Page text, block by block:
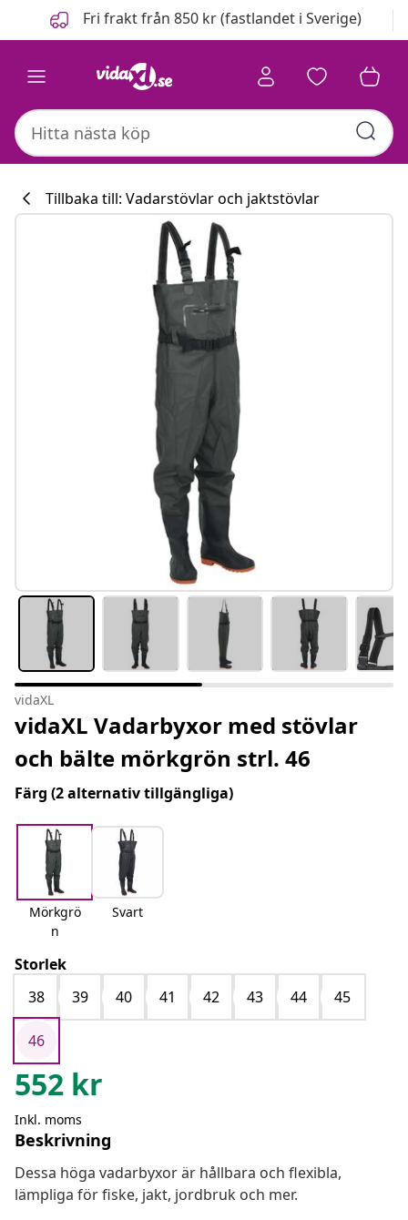
FöregåendeFri frakt från 850 kr (fastlandet i Sverige)
Tillbaka till: Vadarstövlar och jaktstövlar
vidaXL
vidaXL Vadarbyxor med stövlar
och bälte mörkgrön strl. 46
Färg (2 alternativ tillgängliga)
Mörkgrö
n
Svart
Storlek
38
39 40 41 42 43 44 45
46
552 kr
Inkl. moms
Beskrivning
Dessa höga vadarbyxor är hållbara och flexibla,
lämpliga för fiske, jakt, jordbruk och mer.